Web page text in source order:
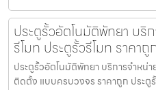
ประตูรั้วอัตโนมัติพัทยา บริ
รีโมท ประตูรั้วรีโมท ราคาถูก
ประตูรั้วอัตโนมัติพัทยา บริการจำหน่า
ติดตั้ง แบบครบวงจร ราคาถูก ประตู